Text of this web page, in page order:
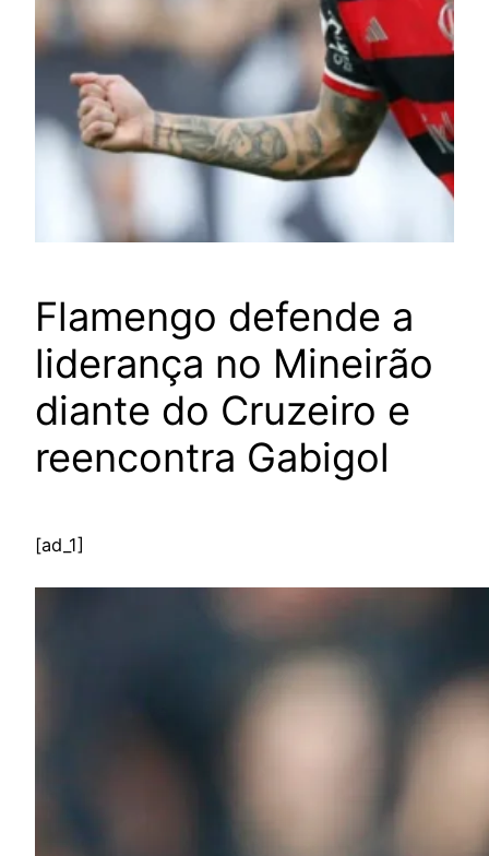
Flamengo defende a
liderança no Mineirão
diante do Cruzeiro e
reencontra Gabigol
[ad_1]